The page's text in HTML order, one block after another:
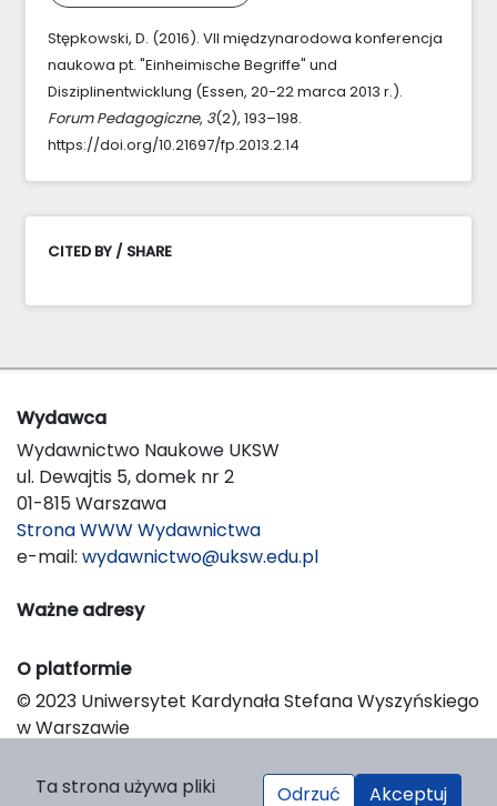
Stępkowski, D. (2016). VII międzynarodowa konferencja
naukowa pt. "Einheimische Begriffe" und
Disziplinentwicklung (Essen, 20-22 marca 2013 r.).
Forum Pedagogiczne, 3(2), 193–198.
https://doi.org/10.21697/fp.2013.2.14
CITED BY / SHARE
Wydawca
Wydawnictwo Naukowe UKSW
ul. Dewajtis 5, domek nr 2
01-815 Warszawa
Strona WWW Wydawnictwa
e-mail: wydawnictwo@uksw.edu.pl
Ważne adresy
O platformie
© 2023 Uniwersytet Kardynała Stefana Wyszyńskiego
w Warszawie
Platform & Workflow by OJS/PKP
Ta strona używa pliki
Odrzuć Akceptuj